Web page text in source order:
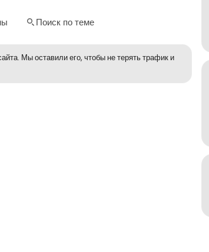
Поиск по теме
Мы оставили его, чтобы не терять трафик и